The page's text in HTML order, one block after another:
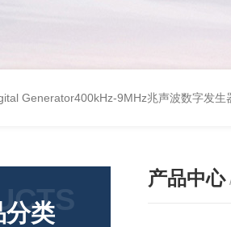
Generator400kHz-9MHz兆声波数字发生
分类
产品中心